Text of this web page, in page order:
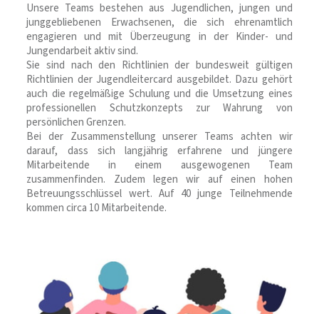
Unsere Teams bestehen aus Jugendlichen, jungen und
junggebliebenen Erwachsenen, die sich ehrenamtlich
engagieren und mit Überzeugung in der Kinder- und
Jungendarbeit aktiv sind.
Sie sind nach den Richtlinien der bundesweit gültigen
Richtlinien der Jugendleitercard ausgebildet. Dazu gehört
auch die regelmäßige Schulung und die Umsetzung eines
professionellen Schutzkonzepts zur Wahrung von
persönlichen Grenzen.
Bei der Zusammenstellung unserer Teams achten wir
darauf, dass sich langjährig erfahrene und jüngere
Mitarbeitende in einem ausgewogenen Team
zusammenfinden. Zudem legen wir auf einen hohen
Betreuungsschlüssel wert. Auf 40 junge Teilnehmende
kommen circa 10 Mitarbeitende.